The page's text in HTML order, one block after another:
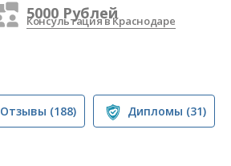
5000 Рублей
Консультация в Краснодаре
Отзывы (188) Дипломы (31)